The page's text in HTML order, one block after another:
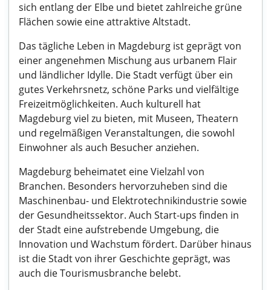
sich entlang der Elbe und bietet zahlreiche grüne
Flächen sowie eine attraktive Altstadt.
Das tägliche Leben in Magdeburg ist geprägt von
einer angenehmen Mischung aus urbanem Flair
und ländlicher Idylle. Die Stadt verfügt über ein
gutes Verkehrsnetz, schöne Parks und vielfältige
Freizeitmöglichkeiten. Auch kulturell hat
Magdeburg viel zu bieten, mit Museen, Theatern
und regelmäßigen Veranstaltungen, die sowohl
Einwohner als auch Besucher anziehen.
Magdeburg beheimatet eine Vielzahl von
Branchen. Besonders hervorzuheben sind die
Maschinenbau- und Elektrotechnikindustrie sowie
der Gesundheitssektor. Auch Start-ups finden in
der Stadt eine aufstrebende Umgebung, die
Innovation und Wachstum fördert. Darüber hinaus
ist die Stadt von ihrer Geschichte geprägt, was
auch die Tourismusbranche belebt.